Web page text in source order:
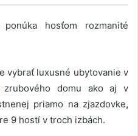
hosťom rozmanité
vybrať luxusné ubytovanie v
domu ako aj v
priamo na zjazdovke,
9 hostí v troch izbách.